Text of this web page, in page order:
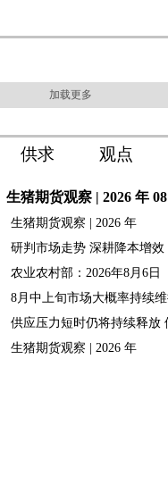
加载更多
供求 观点
生猪期货观察 | 2026 年 08
生猪期货观察 | 2026 年
研判市场走势 深耕降本增效
农业农村部：2026年8月6日
8月中上旬市场大概率持续
供应压力短时仍将持续释放
生猪期货观察 | 2026 年